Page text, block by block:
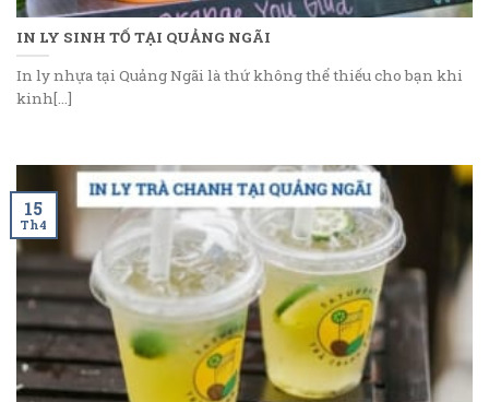
IN LY SINH TỐ TẠI QUẢNG NGÃI
In ly nhựa tại Quảng Ngãi là thứ không thể thiếu cho bạn khi
kinh[...]
15
Th4